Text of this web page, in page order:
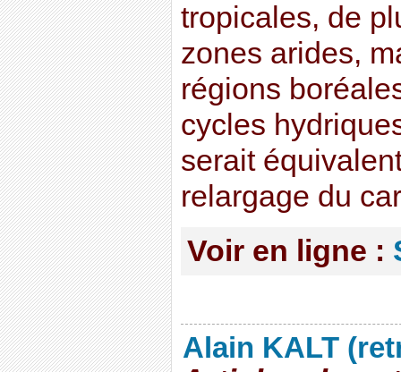
tropicales, de
zones arides,
régions
cycles
serait
relargage du
Voir en ligne :
Alain KALT